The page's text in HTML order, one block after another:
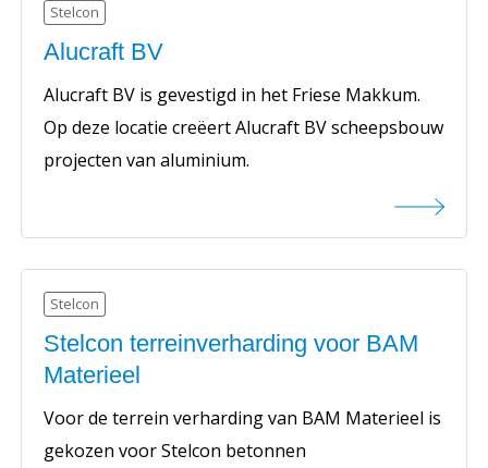
Stelcon
Alucraft BV
Alucraft BV is gevestigd in het Friese Makkum.
Op deze locatie creëert Alucraft BV scheepsbouw
projecten van aluminium.
Stelcon
Stelcon terreinverharding voor BAM
Materieel
Voor de terrein verharding van BAM Materieel is
gekozen voor Stelcon betonnen